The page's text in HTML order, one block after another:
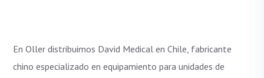
En Oller distribuimos David Medical en Chile, fabricante
chino especializado en equipamiento para unidades de